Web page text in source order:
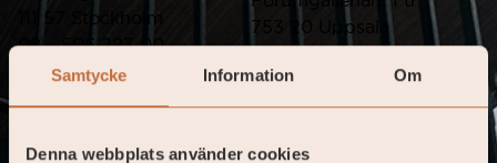
Samtycke Information Om
Denna webbplats använder cookies
111 57 Stockholm
08 – 506 223 00
753 20 Uppsala